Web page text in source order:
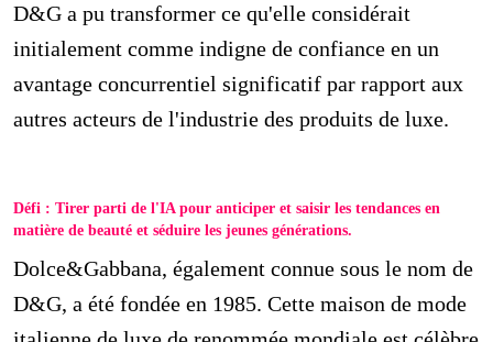
D&G a pu transformer ce qu'elle considérait
initialement comme indigne de confiance en un
avantage concurrentiel significatif par rapport aux
autres acteurs de l'industrie des produits de luxe.
Défi : Tirer parti de l'IA pour anticiper et saisir les tendances en
matière de beauté et séduire les jeunes générations.
Dolce&Gabbana, également connue sous le nom de
D&G, a été fondée en 1985. Cette maison de mode